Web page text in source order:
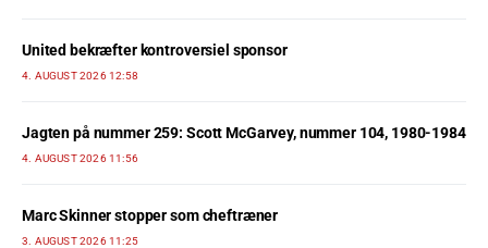
United bekræfter kontroversiel sponsor
4. AUGUST 2026 12:58
Jagten på nummer 259: Scott McGarvey, nummer 104, 1980-1984
4. AUGUST 2026 11:56
Marc Skinner stopper som cheftræner
3. AUGUST 2026 11:25